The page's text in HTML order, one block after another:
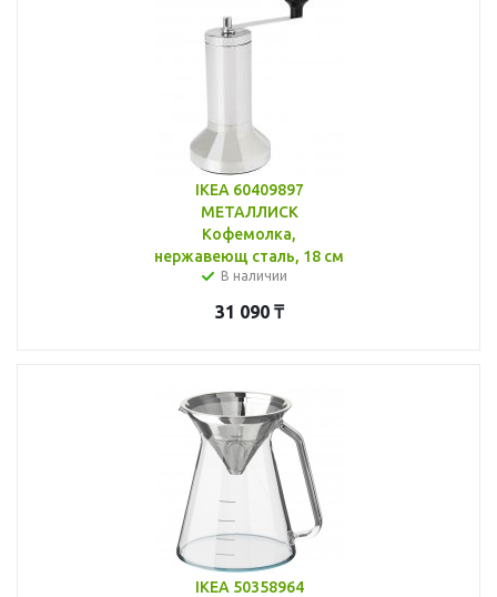
IKEA 60409897
МЕТАЛЛИСК
Кофемолка,
нержавеющ сталь, 18 см
В наличии
31 090₸
IKEA 50358964